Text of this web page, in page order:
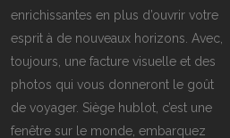
enrichissantes en plus d’ouvrir votre
esprit à de nouveaux horizons. Avec,
toujours, une facture visuelle et des
photos qui vous donneront le goût
de voyager. Siège hublot, c’est une
fenêtre sur le monde, embarquez